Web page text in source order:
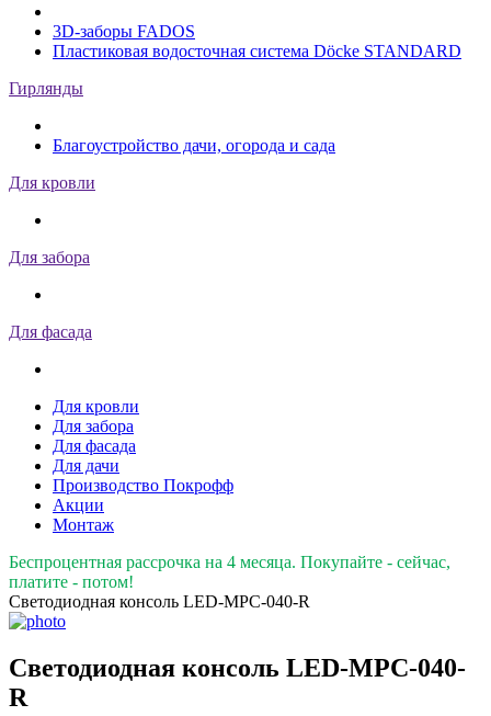
3D-заборы FADOS
Пластиковая водосточная система Döcke STANDARD
Гирлянды
Благоустройство дачи, огорода и сада
Для кровли
Для забора
Для фасада
Для кровли
Для забора
Для фасада
Для дачи
Производство Покрофф
Акции
Монтаж
Беспроцентная рассрочка на 4 месяца. Покупайте - сейчас,
платите - потом!
Светодиодная консоль LED-MPC-040-R
Светодиодная консоль LED-MPC-040-
R